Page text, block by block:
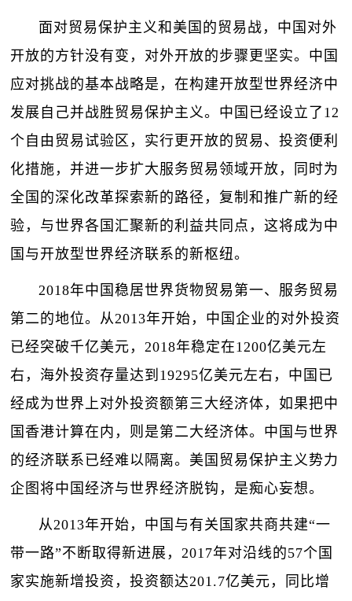
面对贸易保护主义和美国的贸易战，中国对外
开放的方针没有变，对外开放的步骤更坚实。中国
应对挑战的基本战略是，在构建开放型世界经济中
发展自己并战胜贸易保护主义。中国已经设立了12
个自由贸易试验区，实行更开放的贸易、投资便利
化措施，并进一步扩大服务贸易领域开放，同时为
全国的深化改革探索新的路径，复制和推广新的经
验，与世界各国汇聚新的利益共同点，这将成为中
国与开放型世界经济联系的新枢纽。
2018年中国稳居世界货物贸易第一、服务贸易
第二的地位。从2013年开始，中国企业的对外投资
已经突破千亿美元，2018年稳定在1200亿美元左
右，海外投资存量达到19295亿美元左右，中国已
经成为世界上对外投资额第三大经济体，如果把中
国香港计算在内，则是第二大经济体。中国与世界
的经济联系已经难以隔离。美国贸易保护主义势力
企图将中国经济与世界经济脱钩，是痴心妄想。
从2013年开始，中国与有关国家共商共建“一
带一路”不断取得新进展，2017年对沿线的57个国
家实施新增投资，投资额达201.7亿美元，同比增